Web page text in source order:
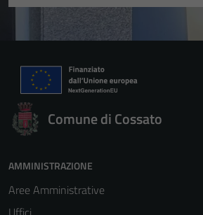
Comune di Cossato
AMMINISTRAZIONE
Aree Amministrative